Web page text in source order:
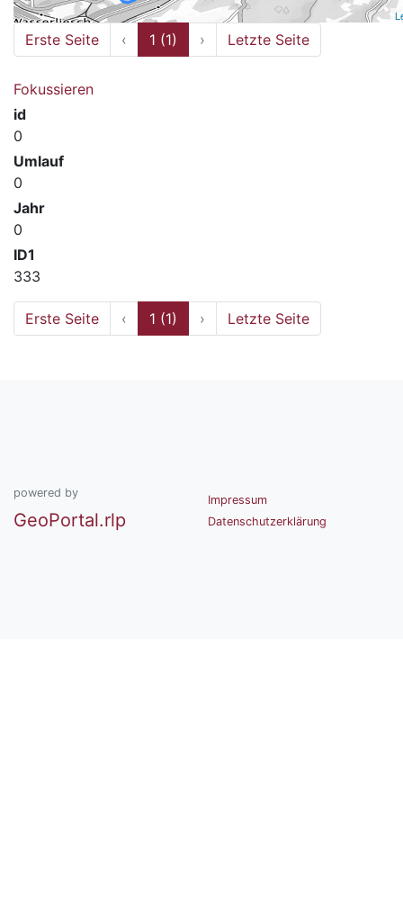
Erste Seite ‹ 1 (1) › Letzte Seite
Fokussieren
id
0
Umlauf
0
Jahr
0
ID1
333
Erste Seite ‹ 1 (1) › Letzte Seite
powered by
GeoPortal.rlp
Impressum
Datenschutzerklärung